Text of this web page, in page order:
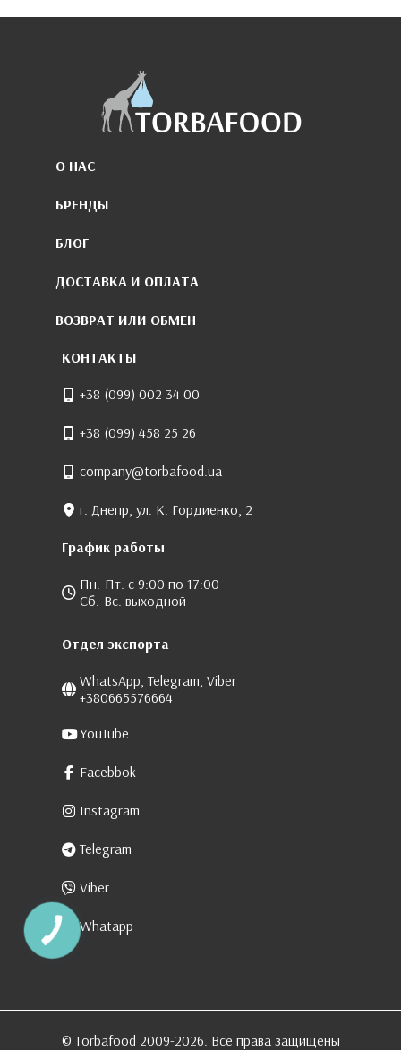
О НАС
БРЕНДЫ
БЛОГ
ДОСТАВКА И ОПЛАТА
ВОЗВРАТ ИЛИ ОБМЕН
КОНТАКТЫ
+38 (099) 002 34 00
+38 (099) 458 25 26
company@torbafood.ua
г. Днепр, ул. К. Гордиенко, 2
График работы
Пн.-Пт. с 9:00 по 17:00
Сб.-Вс. выходной
Отдел экспорта
WhatsApp, Telegram, Viber
+380665576664
YouTube
Facebbok
Instagram
Telegram
Viber
Whatapp
© Torbafood 2009-2026. Все права защищены
КНОПКА
ЗВ'ЯЗКУ